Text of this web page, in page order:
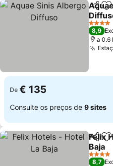
4 Estrelas
8,9
a 0.6
De € 135
Consulte os preços de 9 sites
Felix
Baja
4 Estrelas
8,7